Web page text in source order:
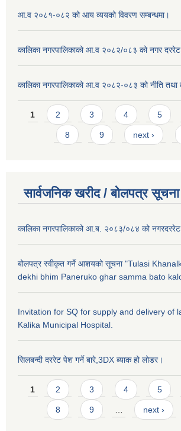
आ.व २०८१-०८२ को आय व्ययको विवरण सम्बन्धमा।
कालिका नगरपालिकाको आ.व २०८२/०८३ को नगर
कालिका नगरपालिकाको आ.व २०८२-०८३ को नीति तथा
Pages
1 2 3 4 5
8 9 next ›
सार्वजनिक खरीद / बाेलपत्र सूचना
कालिका नगरपालिकाको आ.ब. २०८३/०८४ को
बोलपत्र स्वीकृत गर्ने आशयको सूचना "Tulasi
dekhi bhim Paneruko ghar samma bato
Invitation for SQ for supply and delivery of
Kalika Municipal Hospital.
सिलबन्दी दररेट पेश गर्ने बारे,3DX ब्याक हो लोडर।
Pages
1 2 3 4 5
8 9 next ›